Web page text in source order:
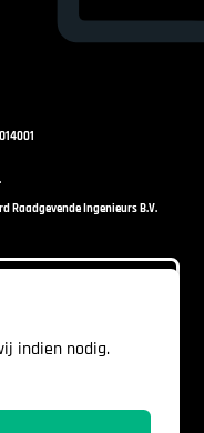
Raadgevende Ingenieurs B.V.
indien nodig.